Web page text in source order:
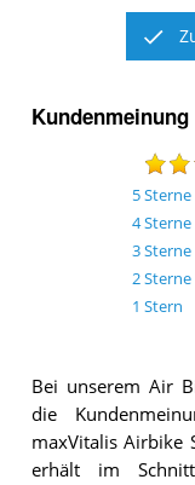
Kundenmeinung
5Sterne
4Sterne
3Sterne
2Sterne
1 Stern
Bei unserem Air
die
maxVitalis Airbike
erhält im